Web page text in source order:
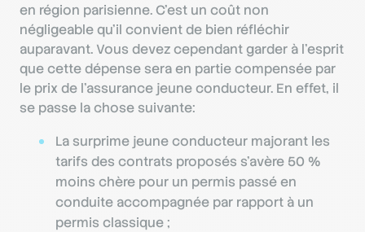
en région parisienne. C’est un coût non
négligeable qu’il convient de bien réfléchir
auparavant. Vous devez cependant garder à l’esprit
que cette dépense sera en partie compensée par
le prix de l’assurance jeune conducteur. En effet, il
se passe la chose suivante:
La surprime jeune conducteur majorant les
tarifs des contrats proposés s’avère 50 %
moins chère pour un permis passé en
conduite accompagnée par rapport à un
permis classique ;